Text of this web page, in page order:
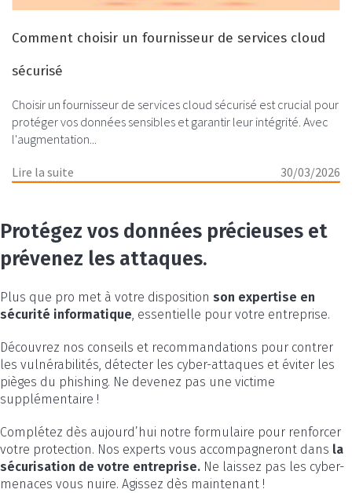
Comment choisir un fournisseur de services cloud
sécurisé
Choisir un fournisseur de services cloud sécurisé est crucial pour
protéger vos données sensibles et garantir leur intégrité. Avec
l'augmentation...
Lire la suite 30/03/2026
Protégez vos données précieuses et
prévenez les attaques.
Plus que pro met à votre disposition son expertise en
sécurité informatique, essentielle pour votre entreprise.
Découvrez nos conseils et recommandations pour contrer
les vulnérabilités, détecter les cyber-attaques et éviter les
pièges du phishing. Ne devenez pas une victime
supplémentaire !
Complétez dès aujourd’hui notre formulaire pour renforcer
votre protection. Nos experts vous accompagneront dans la
sécurisation de votre entreprise. Ne laissez pas les cyber-
menaces vous nuire. Agissez dès maintenant !